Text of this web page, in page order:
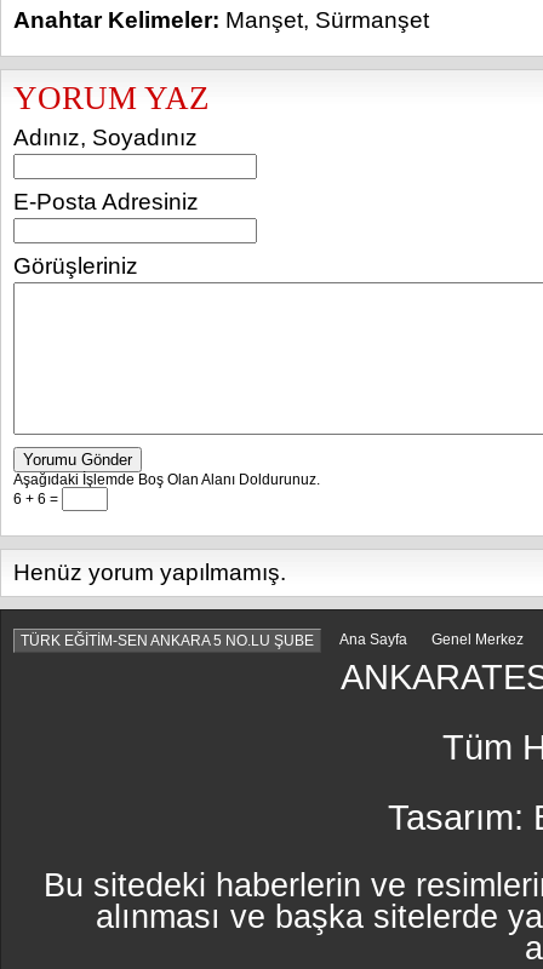
Anahtar Kelimeler: Manşet, Sürmanşet
YORUM YAZ
Adınız, Soyadınız
E-Posta Adresiniz
Görüşleriniz
Yorumu Gönder
Aşağıdaki İşlemde Boş Olan Alanı Doldurunuz.
6 + 6 =
Henüz yorum yapılmamış.
TÜRK EĞİTİM-SEN ANKARA 5 NO.LU ŞUBE Ana Sayfa Genel Merkez
Tüm
Tasarım:
Bu sitedeki haberlerin ve
alınması ve başka sitelerde